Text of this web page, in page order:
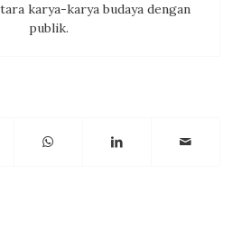
karya-karya budaya dengan
publik.